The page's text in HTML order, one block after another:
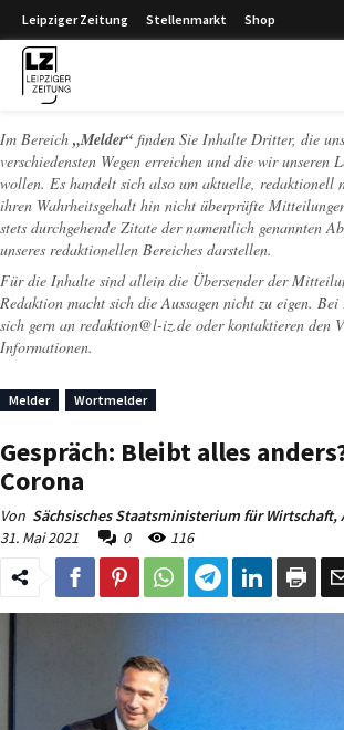
Leipziger Zeitung Stellenmarkt Shop
Im Bereich „Melder“ finden Sie Inhalte Dritter, die
verschiedensten Wegen erreichen und die wir unseren
wollen. Es handelt sich also um aktuelle, redaktionell
ihren Wahrheitsgehalt hin nicht überprüfte
stets durchgehende Zitate der namentlich genannten
unseres redaktionellen Bereiches darstellen.
Für die Inhalte sind allein die Übersender der
Redaktion macht sich die Aussagen nicht zu eigen. Bei
sich gern an redaktion@l-iz.de oder kontaktieren den
Informationen.
Melder Wortmelder
Gespräch: Bleibt alles
Corona
Von Sächsisches Staatsministerium für Wirtschaft,
31. Mai 2021
0 116